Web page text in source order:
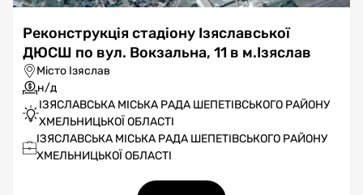
Реконструкція стадіону Ізяславської
ДЮСШ по вул. Вокзальна, 11 в м.Ізяслав
Місто Ізяслав
н/д
ІЗЯСЛАВСЬКА МІСЬКА РАДА ШЕПЕТІВСЬКОГО РАЙОНУ
ХМЕЛЬНИЦЬКОЇ ОБЛАСТІ
ІЗЯСЛАВСЬКА МІСЬКА РАДА ШЕПЕТІВСЬКОГО РАЙОНУ
ХМЕЛЬНИЦЬКОЇ ОБЛАСТІ